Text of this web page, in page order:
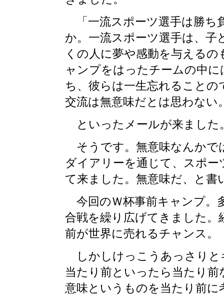
「一流スポーツ選手は勝ち
か。一流スポーツ選手は、
くの人に夢や感動を与える
ャンプをはったチームの中
ち、彼らは一生忘れること
交流は無意味だとは思わない
といったメールが来ました
そうです。無意味なんかで
ダイアリーを通じて、スポー
て来ました。無意味だ、と
今回のＷ杯事前キャンプ。
合戦を繰り広げてきました
前が世界に売れるチャンス。
しかしけっこうあっさりと
当たり前といったら当たり
意味というものを当たり前に